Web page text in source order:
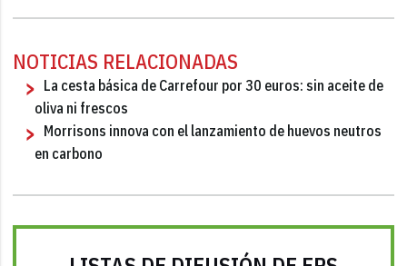
NOTICIAS RELACIONADAS
La cesta básica de Carrefour por 30 euros: sin aceite de
oliva ni frescos
Morrisons innova con el lanzamiento de huevos neutros
en carbono